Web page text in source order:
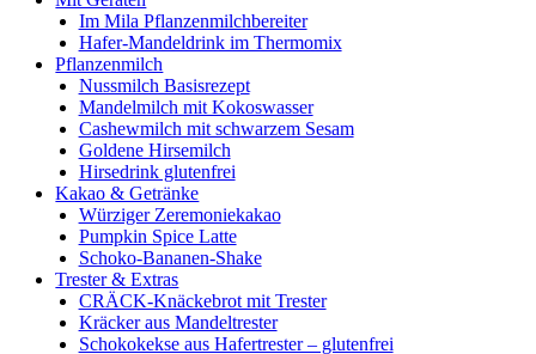
Im Mila Pflanzenmilchbereiter
Hafer-Mandeldrink im Thermomix
Pflanzenmilch
Nussmilch Basisrezept
Mandelmilch mit Kokoswasser
Cashewmilch mit schwarzem Sesam
Goldene Hirsemilch
Hirsedrink glutenfrei
Kakao & Getränke
Würziger Zeremoniekakao
Pumpkin Spice Latte
Schoko-Bananen-Shake
Trester & Extras
CRÄCK-Knäckebrot mit Trester
Kräcker aus Mandeltrester
Schokokekse aus Hafertrester – glutenfrei